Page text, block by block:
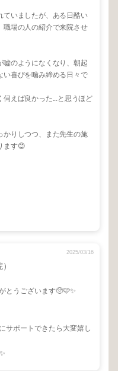
ていましたが、ある日酷い
職場の人の紹介で来院させ
嘘のようになくなり、朝起
い喜びを噛み締める日々で
伺えば良かった...と思うほど
かりしつつ、また先生の施
ます😊
2025/03/16
とうございます🥺🩷✨
サポートできたら大変嬉し